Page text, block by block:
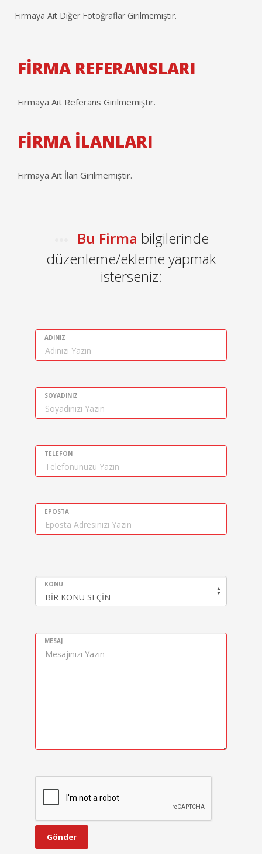
Firmaya Ait Diğer Fotoğraflar Girilmemiştir.
FİRMA REFERANSLARI
Firmaya Ait Referans Girilmemiştir.
FİRMA İLANLARI
Firmaya Ait İlan Girilmemiştir.
Bu Firma bilgilerinde
düzenleme/ekleme yapmak
isterseniz:
ADINIZ
SOYADINIZ
TELEFON
EPOSTA
KONU
MESAJ